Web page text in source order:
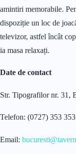
amintiri memorabile.
dispoziție un loc de
televizor, astfel încât
ia masa relaxați.
Date de contact
Str. Tipografilor nr. 31,
Telefon: (0727) 353
Email: